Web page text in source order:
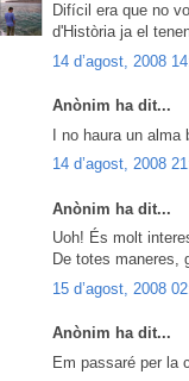
Difícil era que no
d'Història ja el
14 d’agost, 2008
Anònim ha dit...
I no haura un alma
14 d’agost, 2008
Anònim ha dit...
Uoh! És molt
De totes maneres,
15 d’agost, 2008
Anònim ha dit...
Em passaré per la